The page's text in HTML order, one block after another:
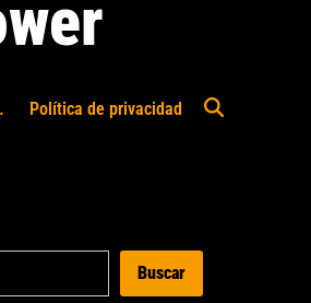
Política de privacidad
Abrir
Buscar